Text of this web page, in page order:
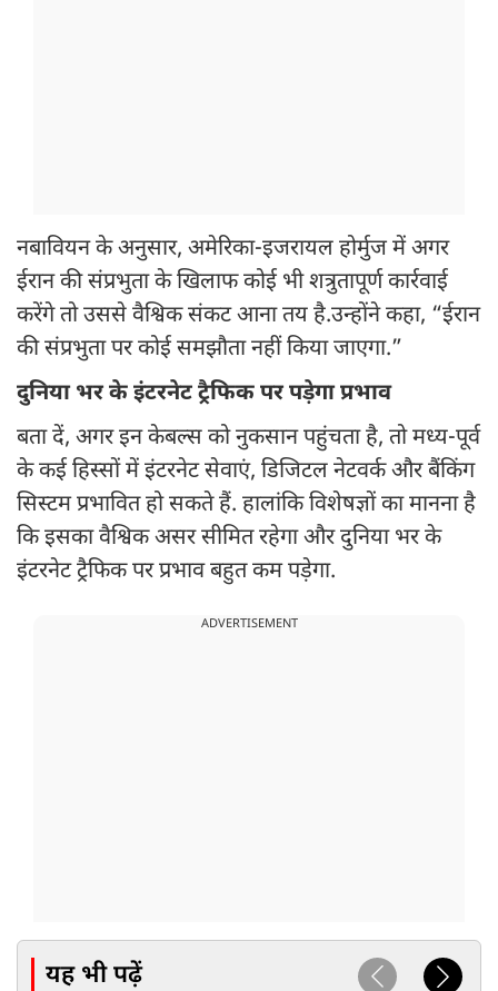
नबावियन के अनुसार, अमेरिका-इजरायल होर्मुज में अगर
ईरान की संप्रभुता के खिलाफ कोई भी शत्रुतापूर्ण कार्रवाई
करेंगे तो उससे वैश्विक संकट आना तय है.उन्होंने कहा, “ईरान
की संप्रभुता पर कोई समझौता नहीं किया जाएगा.”
दुनिया भर के इंटरनेट ट्रैफिक पर पड़ेगा प्रभाव
बता दें, अगर इन केबल्स को नुकसान पहुंचता है, तो मध्य-पूर्व
के कई हिस्सों में इंटरनेट सेवाएं, डिजिटल नेटवर्क और बैंकिंग
सिस्टम प्रभावित हो सकते हैं. हालांकि विशेषज्ञों का मानना है
कि इसका वैश्विक असर सीमित रहेगा और दुनिया भर के
इंटरनेट ट्रैफिक पर प्रभाव बहुत कम पड़ेगा.
ADVERTISEMENT
यह भी पढ़ें